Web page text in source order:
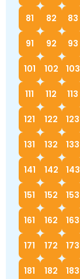
81 82 83
91 92 93
101 102 103
111 112 113
121 122 123
131 132 133
141 142 143
151 152 153
161 162 163
171 172 173
181 182 183